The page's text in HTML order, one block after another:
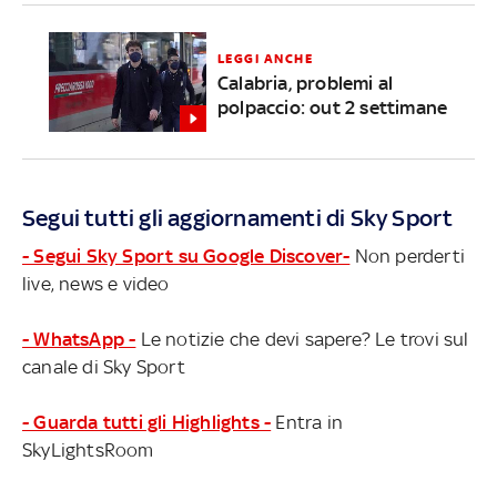
LEGGI ANCHE
Calabria, problemi al
polpaccio: out 2 settimane
Segui tutti gli aggiornamenti di Sky Sport
- Segui Sky Sport su Google Discover- Non perderti
live, news e video
- WhatsApp - Le notizie che devi sapere? Le trovi sul
canale di Sky Sport
- Guarda tutti gli Highlights - Entra in
SkyLightsRoom